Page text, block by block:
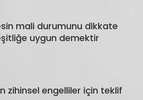
mali durumunu dikkate
uygun demektir
zihinsel engelliler için teklif